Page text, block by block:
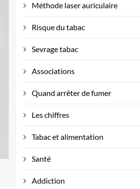
Méthode laser auriculaire
Risque du tabac
Sevrage tabac
Associations
Quand arrêter de fumer
Les chiffres
Tabac et alimentation
Santé
Addiction